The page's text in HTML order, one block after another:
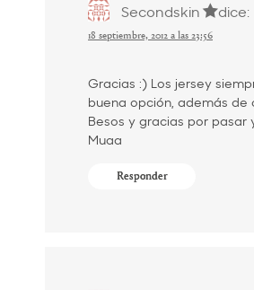
Secondskin dice:
18 septiembre, 2012 a las 23:56
Gracias :) Los jersey
buena opción, además de
Besos y gracias por pasar
Muaa
Responder